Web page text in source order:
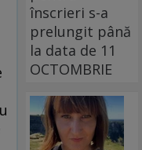
înscrieri s-a
prelungit până
la data de 11
OCTOMBRIE